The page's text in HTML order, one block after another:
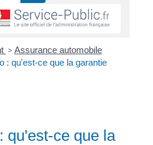
> Assurance automobile
: qu'est-ce que la garantie
qu'est-ce que la